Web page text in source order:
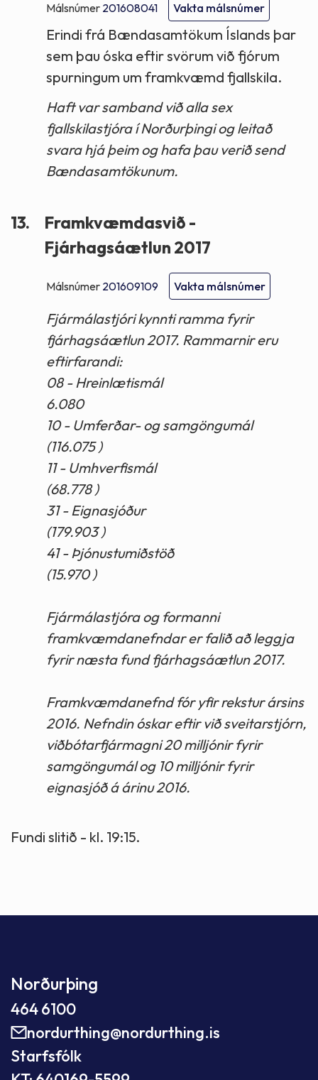
Málsnúmer 201608041 Vakta málsnúmer
Erindi frá Bændasamtökum Íslands þar
sem þau óska eftir svörum við fjórum
spurningum um framkvæmd fjallskila.
Haft var samband við alla sex
fjallskilastjóra í Norðurþingi og leitað
svara hjá þeim og hafa þau verið send
Bændasamtökunum.
13.
Framkvæmdasvið -
Fjárhagsáætlun 2017
Málsnúmer 201609109 Vakta málsnúmer
Fjármálastjóri kynnti ramma fyrir
fjárhagsáætlun 2017. Rammarnir eru
eftirfarandi:
08 - Hreinlætismál
6.080
10 - Umferðar- og samgöngumál
(116.075 )
11 - Umhverfismál
(68.778 )
31 - Eignasjóður
(179.903 )
41 - Þjónustumiðstöð
(15.970 )
Fjármálastjóra og formanni
framkvæmdanefndar er falið að leggja
fyrir næsta fund fjárhagsáætlun 2017.
Framkvæmdanefnd fór yfir rekstur ársins
2016. Nefndin óskar eftir við sveitarstjórn,
viðbótarfjármagni 20 milljónir fyrir
samgöngumál og 10 milljónir fyrir
eignasjóð á árinu 2016.
Fundi slitið - kl. 19:15.
Norðurþing
464 6100
nordurthing@nordurthing.is
Starfsfólk